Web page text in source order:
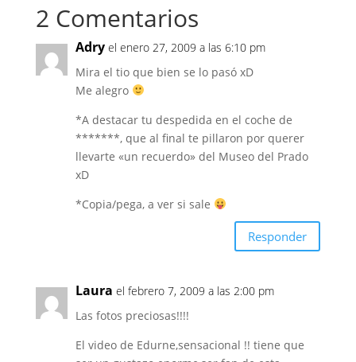
2 Comentarios
Adry el enero 27, 2009 a las 6:10 pm
Mira el tio que bien se lo pasó xD
Me alegro
*A destacar tu despedida en el coche de
*******, que al final te pillaron por querer
llevarte «un recuerdo» del Museo del Prado
xD
*Copia/pega, a ver si sale
Responder
Laura el febrero 7, 2009 a las 2:00 pm
Las fotos preciosas!!!!
El video de Edurne,sensacional !! tiene que